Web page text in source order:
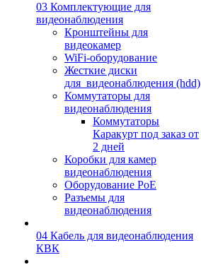
03 Комплектующие для
видеонаблюдения
Кронштейны для
видеокамер
WiFi-оборудование
Жесткие диски
для_видеонаблюдения (hdd)
Коммутаторы для
видеонаблюдения
Коммутаторы
Каракурт под заказ от
2 дней
Коробки для камер
видеонаблюдения
Оборудование PoE
Разъемы для
видеонаблюдения
04 Кабель для видеонаблюдения
КВК